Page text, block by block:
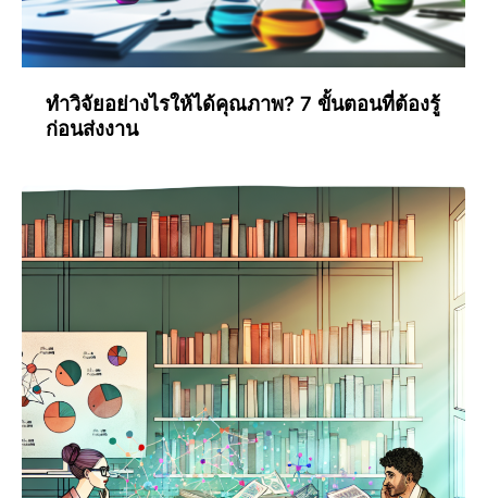
ทำวิจัยอย่างไรให้ได้คุณภาพ? 7 ขั้นตอนที่ต้องรู้
ก่อนส่งงาน